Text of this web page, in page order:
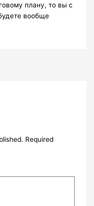
плану, то вы с
вообще
Required